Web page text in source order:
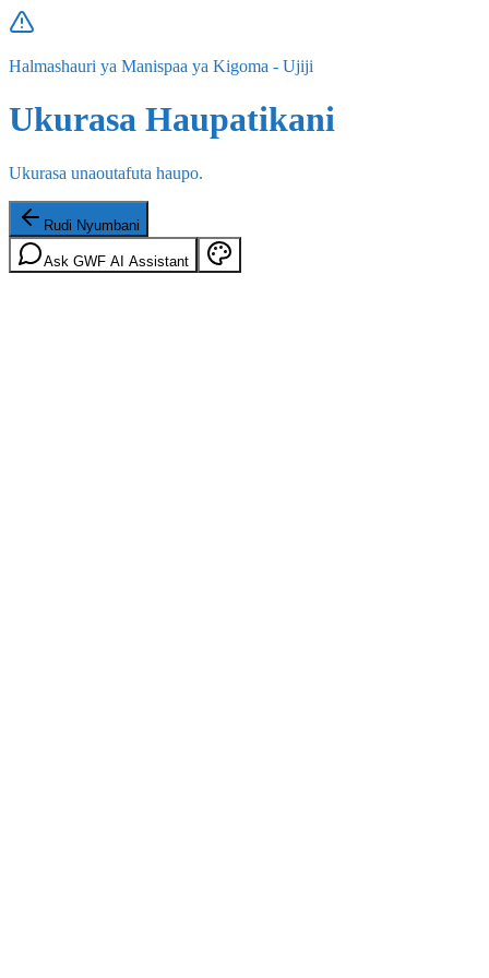
Halmashauri ya Manispaa ya Kigoma - Ujiji
Ukurasa Haupatikani
Ukurasa unaoutafuta haupo.
Rudi Nyumbani
Ask GWF AI Assistant